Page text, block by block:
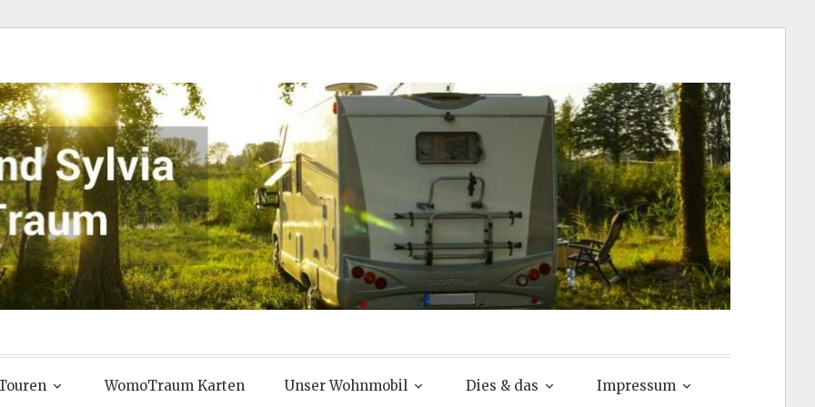
Chris und Sylvia
WomoTraum Karten Unser Wohnmobil Dies & das Impressum